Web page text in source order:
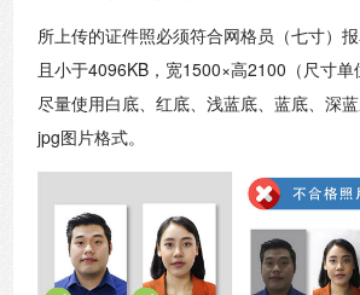
所上传的证件照必须符合网格员（七寸）
且小于4096KB，宽1500×高2100（尺寸
尽量使用白底、红底、浅蓝底、蓝底、深
jpg图片格式。